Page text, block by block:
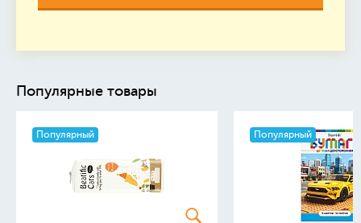
Популярные товары
Популярный Популярный